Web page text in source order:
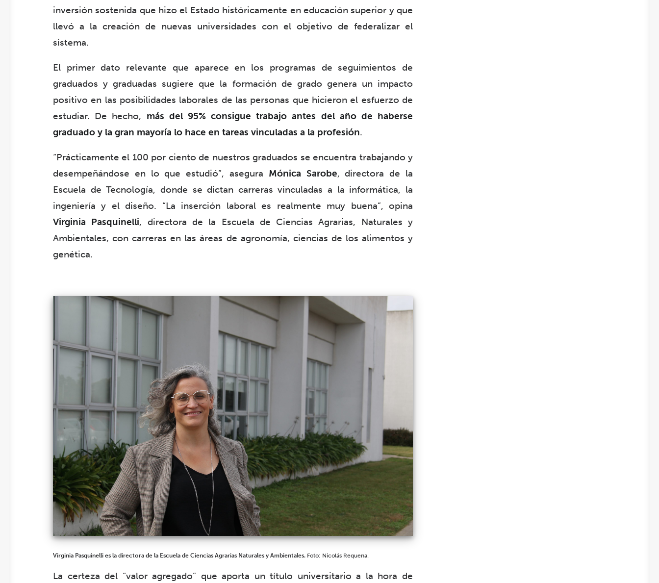
inversión sostenida que hizo el Estado históricamente en educación superior y que
llevó a la creación de nuevas universidades con el objetivo de federalizar el
sistema.
El primer dato relevante que aparece en los programas de seguimientos de
graduados y graduadas sugiere que la formación de grado genera un impacto
positivo en las posibilidades laborales de las personas que hicieron el esfuerzo de
estudiar. De hecho, más del 95% consigue trabajo antes del año de haberse
graduado y la gran mayoría lo hace en tareas vinculadas a la profesión.
“Prácticamente el 100 por ciento de nuestros graduados se encuentra trabajando y
desempeñándose en lo que estudió”, asegura Mónica Sarobe, directora de la
Escuela de Tecnología, donde se dictan carreras vinculadas a la informática, la
ingeniería y el diseño. “La inserción laboral es realmente muy buena”, opina
Virginia Pasquinelli, directora de la Escuela de Ciencias Agrarias, Naturales y
Ambientales, con carreras en las áreas de agronomía, ciencias de los alimentos y
genética.
Virginia Pasquinelli es la directora de la Escuela de Ciencias Agrarias Naturales y Ambientales. Foto: Nicolás Requena.
La certeza del “valor agregado” que aporta un título universitario a la hora de